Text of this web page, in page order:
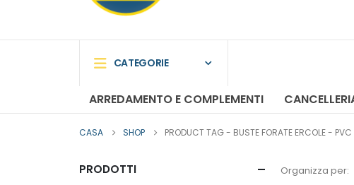
CATEGORIE
ARREDAMENTO E COMPLEMENTI
CASA SHOP PRODUCT TAG - BUSTE FORATE ERCOLE -
Organizza per:
PRODOTTI